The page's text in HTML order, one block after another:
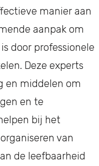
manier aan
aanpak om
door professionele
Deze experts
en middelen om
en te
bij het
van
de leefbaarheid